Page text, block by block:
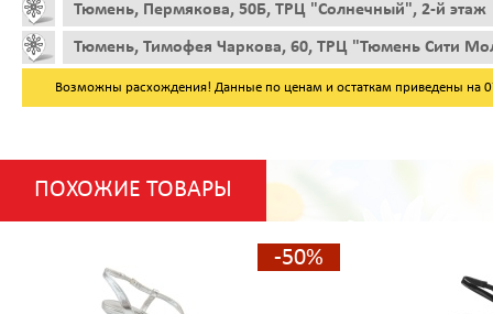
Тюмень, Пермякова, 50Б, ТРЦ "Солнечный", 2-й этаж
Тюмень, Тимофея Чаркова, 60, ТРЦ "Тюмень Сити
Возможны расхождения! Данные по ценам и остаткам приведены на
ПОХОЖИЕ ТОВАРЫ
-50%